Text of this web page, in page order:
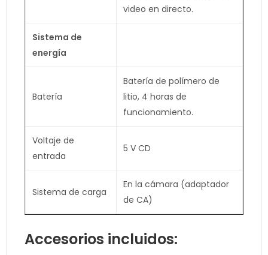
video en directo.
Sistema de
energía
Batería
Batería de polímero de
litio, 4 horas de
funcionamiento.
Voltaje de
entrada
5 V CD
Sistema de carga
En la cámara (adaptador
de CA)
Accesorios incluidos: